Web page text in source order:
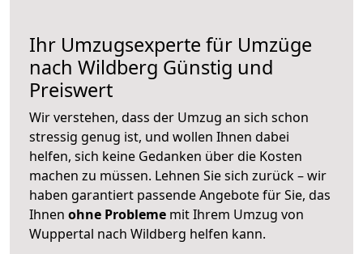
Ihr Umzugsexperte für Umzüge
nach Wildberg Günstig und
Preiswert
Wir verstehen, dass der Umzug an sich schon
stressig genug ist, und wollen Ihnen dabei
helfen, sich keine Gedanken über die Kosten
machen zu müssen. Lehnen Sie sich zurück – wir
haben garantiert passende Angebote für Sie, das
Ihnen ohne Probleme mit Ihrem Umzug von
Wuppertal nach Wildberg helfen kann.